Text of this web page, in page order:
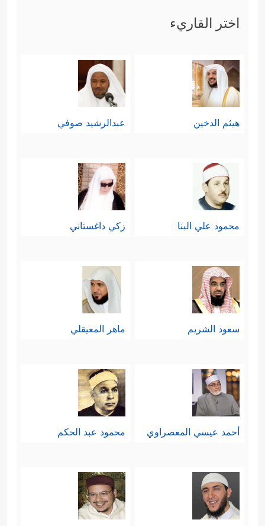
اختر القاريء
هيثم الدخين عبدالرشيد صوفي
محمود علي البنا زكي داغستاني
سعود الشريم ماهر المعيقلي
أحمد عيسي المعصراوي محمود عبد الحكم